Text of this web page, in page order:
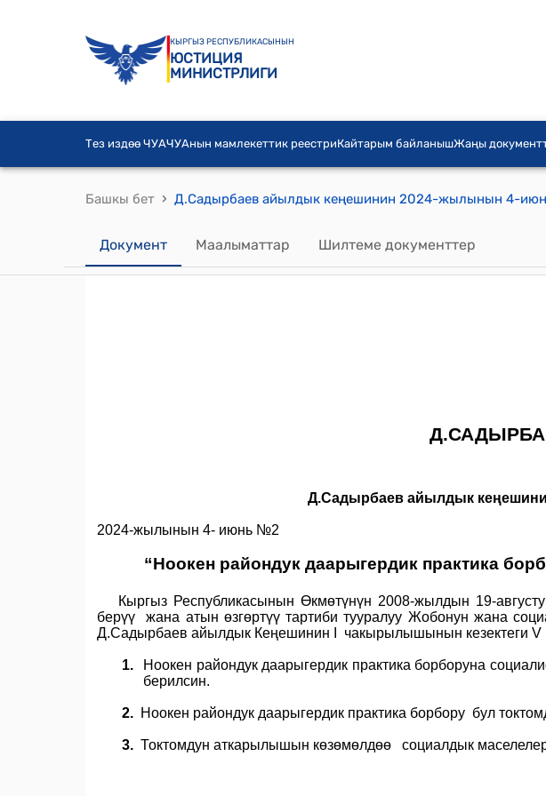
КЫРГЫЗ РЕСПУБЛИКАСЫНЫН
ЮСТИЦИЯ
МИНИСТРЛИГИ
Тез издөө ЧУАЧУАнын мамлекеттик реестриКайтарым байланышЖаңы
Башкы бет ›
Документ Маалыматтар Шилтеме документтер